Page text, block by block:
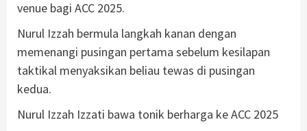
venue bagi ACC 2025.
Nurul Izzah bermula langkah kanan dengan
memenangi pusingan pertama sebelum kesilapan
taktikal menyaksikan beliau tewas di pusingan
kedua.
Nurul Izzah Izzati bawa tonik berharga ke ACC 2025